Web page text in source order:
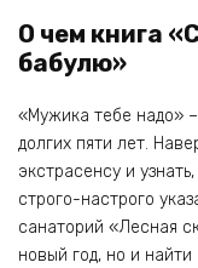
О чем книга
бабулю»
«Мужика тебе надо»
долгих пяти лет.
экстрасенсу и
строго-настрого
санаторий «Лесная
новый год, но и